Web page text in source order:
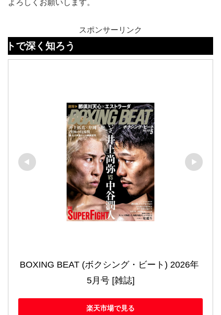
よろしくお願いします。
スポンサーリンク
う
BOXING BEAT (ボクシング・ビート) 2026年
5月号 [雑誌]
楽天市場で見る